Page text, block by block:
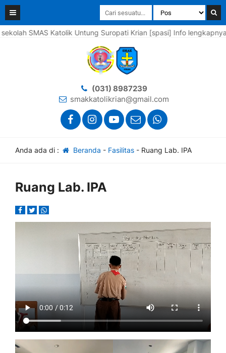
Katolik Untung Suropati Krian [spasi] Info lengkapnya
(031) 8987239
smakkatolikrian@gmail.com
Anda ada di : Beranda - Fasilitas- Ruang Lab. IPA
Ruang Lab. IPA